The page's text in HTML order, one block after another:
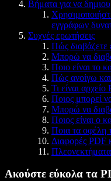
Βήματα για να
εγγράφων
Συχνές ερωτήσεις
Πώς διαβάζετε
Μπορώ να
Ποιο είναι το
Πώς ανοίγω
Τι είναι αρχείο
Ποιος μπορεί
Μπορώ να
Ποιος είναι ο
Ποια τα οφέλη
Διαφορές PDF
Ακούστε εύκολα τα